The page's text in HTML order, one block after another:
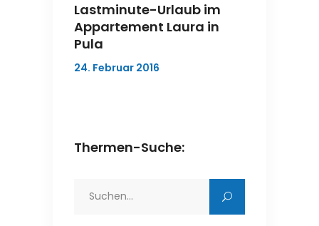
Lastminute-Urlaub im
Appartement Laura in
Pula
24. Februar 2016
Thermen-Suche: